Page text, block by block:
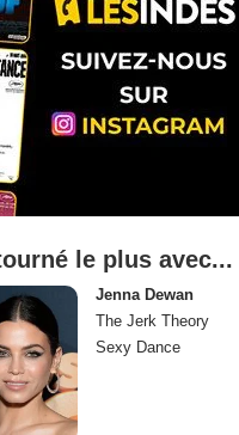
le plus avec...
Jenna Dewan
The Jerk Theory
Sexy Dance